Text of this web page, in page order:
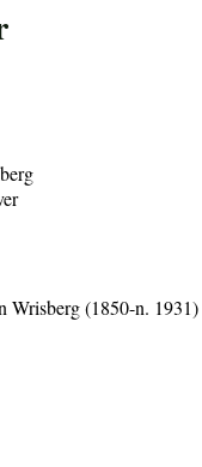
Wrisberg (1850-n. 1931)